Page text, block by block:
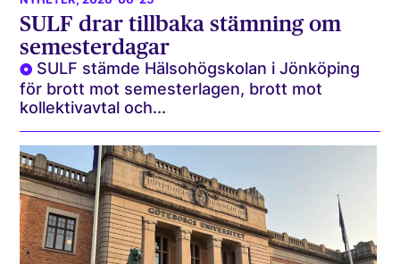
SULF drar tillbaka stämning om
semesterdagar
SULF stämde Hälsohögskolan i Jönköping
för brott mot semesterlagen, brott mot
kollektivavtal och...